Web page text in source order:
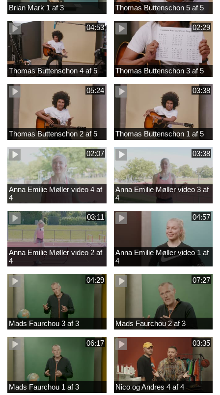
Brian Mark 1 af 3 Thomas Buttenschon 5 af 5
04:53
Thomas Buttenschon 4 af 5
02:29
Thomas Buttenschon 3 af 5
05:24
Thomas Buttenschon 2 af 5
03:38
Thomas Buttenschon 1 af 5
02:07
Anna Emilie Møller video 4 af
4
03:38
Anna Emilie Møller video 3 af
4
03:11
Anna Emilie Møller video 2 af
4
04:57
Anna Emilie Møller video 1 af
4
04:29
Mads Faurchou 3 af 3
07:27
Mads Faurchou 2 af 3
06:17
Mads Faurchou 1 af 3
03:35
Nico og Andres 4 af 4